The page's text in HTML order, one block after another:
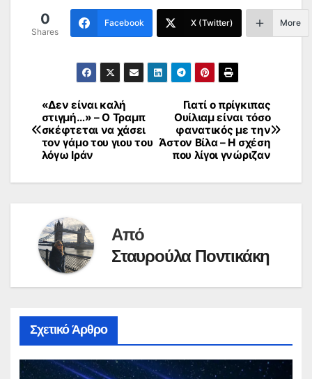
0
Shares
Facebook X (Twitter) More
Πλοήγηση
άρθρων
Γιατί ο πρίγκιπας
Ουίλιαμ είναι τόσο
φανατικός με την
Άστον Βίλα – Η σχέση
που λίγοι γνώριζαν
«Δεν είναι καλή
στιγμή…» – Ο Τραμπ
σκέφτεται να χάσει
τον γάμο του γιου του
λόγω Ιράν
Από
Σταυρούλα Ποντικάκη
Σχετικό Άρθρο